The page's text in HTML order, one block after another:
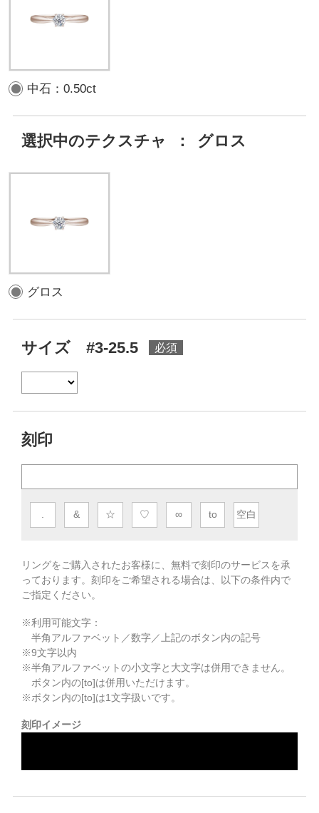
中石：0.50ct
選択中のテクスチャ ： グロス
グロス
サイズ #3-25.5
刻印
. & ☆ ♡ ∞ to 空白
リングをご購入されたお客様に、無料で刻印のサービスを承
っております。 刻印をご希望される場合は、以下の条件内で
ご指定ください。
※利用可能文字：
半角アルファベット／数字／上記のボタン内の記号
※9文字以内
※半角アルファベットの小文字と大文字は併用できません。
ボタン内の[to]は併用いただけます。
※ボタン内の[to]は1文字扱いです。
刻印イメージ